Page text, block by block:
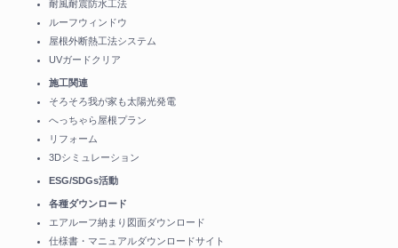
耐風耐震防水工法
ルーフウィンドウ
屋根外断熱工法システム
UVガードクリア
施工関連
そろそろ我が家も太陽光発電
へっちゃら屋根プラン
リフォーム
3Dシミュレーション
ESG/SDGs活動
各種ダウンロード
エアルーフ納まり図面ダウンロード
仕様書・マニュアルダウンロードサイト